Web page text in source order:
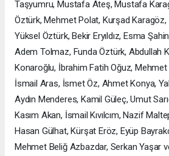
Taşyumru, Mustafa Ateş, Mustafa
Öztürk, Mehmet Polat, Kurşad
Yüksel Öztürk, Bekir Eryıldız, Esma
Adem Tolmaz, Funda Öztürk, Abdullah
Konaroğlu, İbrahim Fatih Oğuz, Mehmet
İsmail Aras, İsmet Öz, Ahmet Konya,
Aydın Menderes, Kamil Güleç, Umut
Kasım Akan, İsmail Kıvılcım, Nazif
Hasan Gülhat, Kürşat Eröz, Eyüp
Mehmet Beliğ Azbazdar, Serkan Yaşar